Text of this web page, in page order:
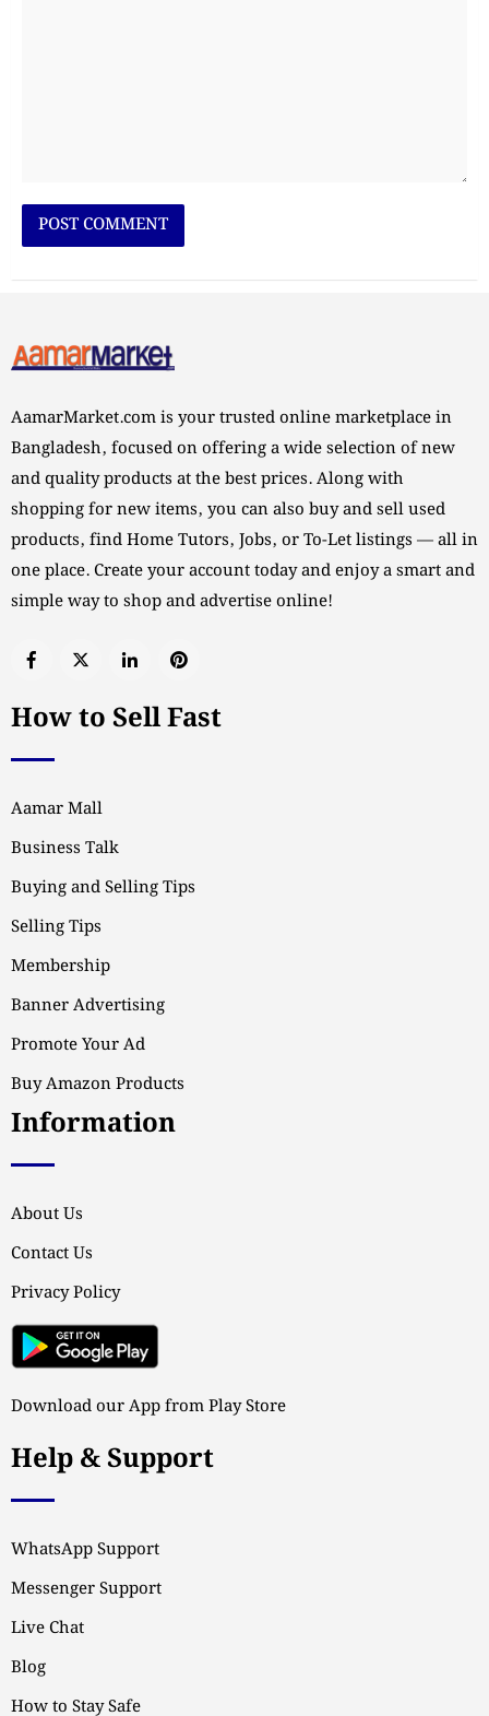
AamarMarket.com is your trusted online marketplace in
Bangladesh, focused on offering a wide selection of new
and quality products at the best prices. Along with
shopping for new items, you can also buy and sell used
products, find Home Tutors, Jobs, or To-Let listings — all in
one place. Create your account today and enjoy a smart and
simple way to shop and advertise online!
How to Sell Fast
Aamar Mall
Business Talk
Buying and Selling Tips
Selling Tips
Membership
Banner Advertising
Promote Your Ad
Buy Amazon Products
Information
About Us
Contact Us
Privacy Policy
Download our App from Play Store
Help & Support
WhatsApp Support
Messenger Support
Live Chat
Blog
How to Stay Safe